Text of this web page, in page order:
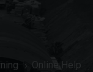
Online Help